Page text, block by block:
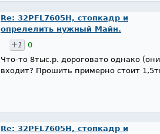
Re: 32PFL7605H, стопкадр и
опрелелить нужный Майн.
+1
0
Что-то 8тыс.р. дороговато однако
входит? Прошить примерно стоит
Re: 32PFL7605H, стопкадр и